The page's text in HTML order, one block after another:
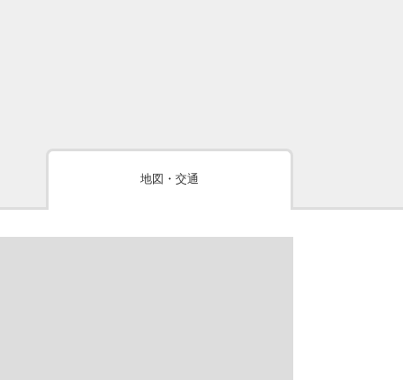
地図・交通